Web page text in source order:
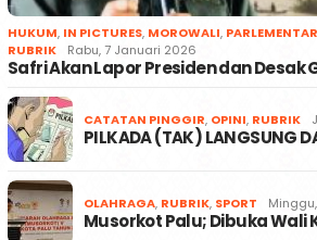
HUKUM, IN PICTURES, MOROWALI,
RUBRIK
Rabu, 7 Januari 2026
Safri Akan Lapor Presiden dan Desak
CATATAN PINGGIR, OPINI, RUBRIK
PILKADA (TAK) LANGSUNG
OLAHRAGA, RUBRIK, SPORT
Musorkot Palu; Dibuka Wali